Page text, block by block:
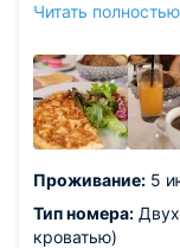
аптеки,
Читать полностью
Проживание: 5
Тип номера:
кроватью)